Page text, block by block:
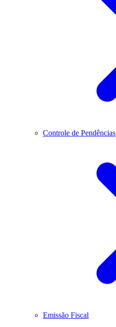
Controle de Pendências
Emissão Fiscal